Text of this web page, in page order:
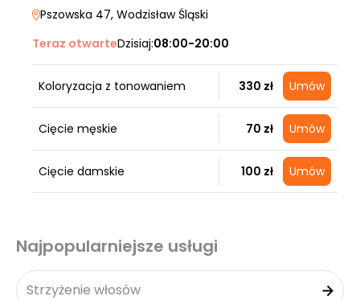
Pszowska 47, Wodzisław Śląski
Teraz otwarteDzisiaj:08:00-20:00
Koloryzacja z tonowaniem 330 zł Umów
Cięcie męskie 70 zł Umów
Cięcie damskie 100 zł Umów
Najpopularniejsze usługi
Strzyżenie włosów